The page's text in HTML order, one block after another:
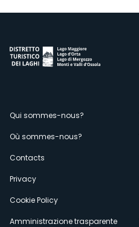
Menù
secondario
Qui sommes-nous?
Où sommes-nous?
Contacts
Privacy
Cookie Policy
Amministrazione trasparente